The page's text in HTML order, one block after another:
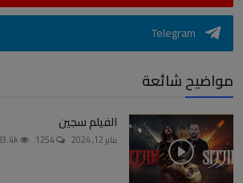
Telegram
مواضيح شائعة
الفيلم سجين
يناير 12, 2024